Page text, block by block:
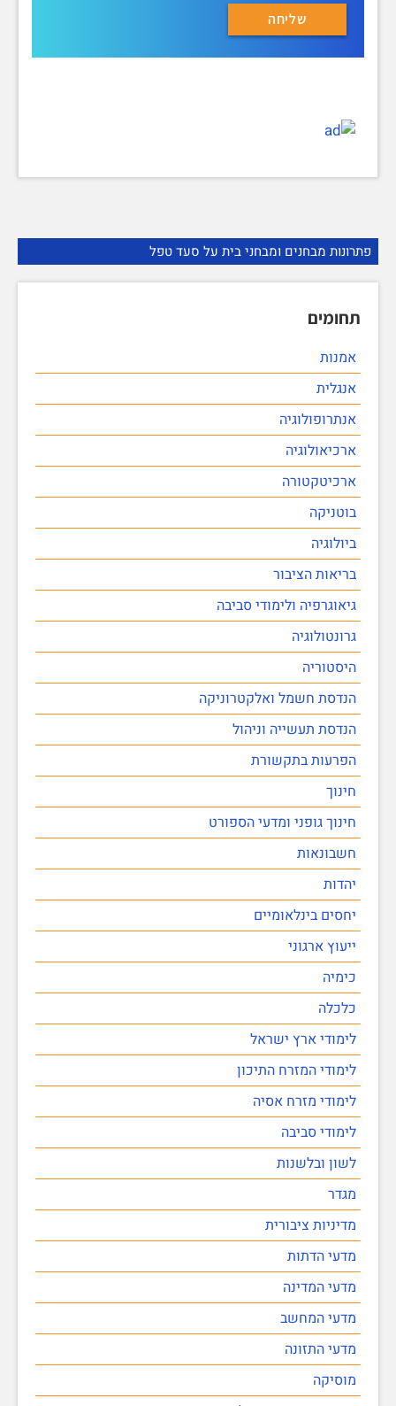
פתרונות מבחנים ומבחני בית על סעד טפל
תחומים
אמנות
אנגלית
אנתרופולוגיה
ארכיאולוגיה
ארכיטקטורה
בוטניקה
ביולוגיה
בריאות הציבור
גיאוגרפיה ולימודי סביבה
גרונטולוגיה
היסטוריה
הנדסת חשמל ואלקטרוניקה
הנדסת תעשייה וניהול
הפרעות בתקשורת
חינוך
חינוך גופני ומדעי הספורט
חשבונאות
יהדות
יחסים בינלאומיים
ייעוץ ארגוני
כימיה
כלכלה
לימודי ארץ ישראל
לימודי המזרח התיכון
לימודי מזרח אסיה
לימודי סביבה
לשון ובלשנות
מגדר
מדיניות ציבורית
מדעי הדתות
מדעי המדינה
מדעי המחשב
מדעי התזונה
מוסיקה